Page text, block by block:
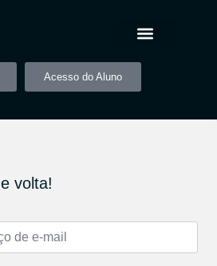
Acesso do Aluno
volta!